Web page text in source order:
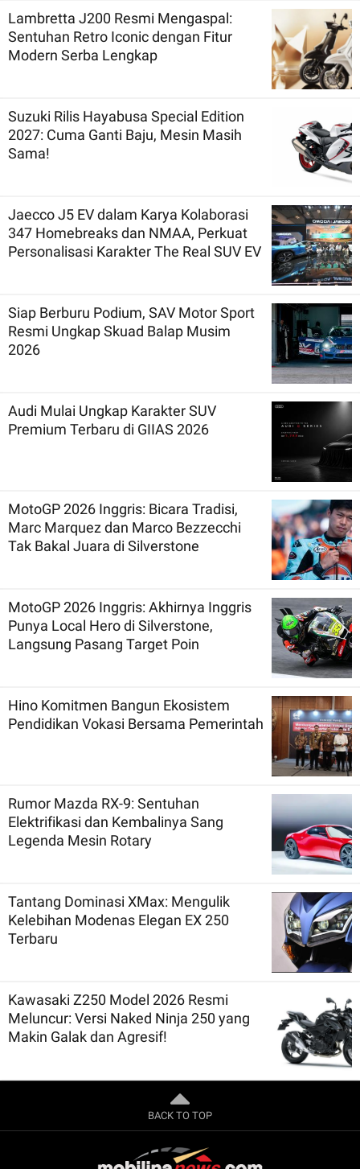
Lambretta J200 Resmi Mengaspal:
Sentuhan Retro Iconic dengan Fitur
Modern Serba Lengkap
Suzuki Rilis Hayabusa Special Edition
2027: Cuma Ganti Baju, Mesin Masih
Sama!
Jaecco J5 EV dalam Karya Kolaborasi
347 Homebreaks dan NMAA, Perkuat
Personalisasi Karakter The Real SUV EV
Siap Berburu Podium, SAV Motor Sport
Resmi Ungkap Skuad Balap Musim
2026
Audi Mulai Ungkap Karakter SUV
Premium Terbaru di GIIAS 2026
MotoGP 2026 Inggris: Bicara Tradisi,
Marc Marquez dan Marco Bezzecchi
Tak Bakal Juara di Silverstone
MotoGP 2026 Inggris: Akhirnya Inggris
Punya Local Hero di Silverstone,
Langsung Pasang Target Poin
Hino Komitmen Bangun Ekosistem
Pendidikan Vokasi Bersama Pemerintah
Rumor Mazda RX-9: Sentuhan
Elektrifikasi dan Kembalinya Sang
Legenda Mesin Rotary
Tantang Dominasi XMax: Mengulik
Kelebihan Modenas Elegan EX 250
Terbaru
Kawasaki Z250 Model 2026 Resmi
Meluncur: Versi Naked Ninja 250 yang
Makin Galak dan Agresif!
BACK TO TOP